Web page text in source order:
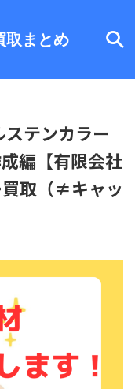
取まとめ
テンカラー
編【有限会社
取（≠キャッ